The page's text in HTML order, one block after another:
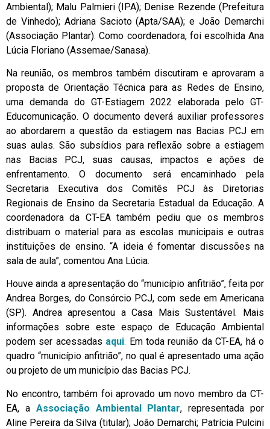
Ambiental); Malu Palmieri (IPA); Denise Rezende (Prefeitura
de Vinhedo); Adriana Sacioto (Apta/SAA); e João Demarchi
(Associação Plantar). Como coordenadora, foi escolhida Ana
Lúcia Floriano (Assemae/Sanasa).
Na reunião, os membros também discutiram e aprovaram a
proposta de Orientação Técnica para as Redes de Ensino,
uma demanda do GT-Estiagem 2022 elaborada pelo GT-
Educomunicação. O documento deverá auxiliar professores
ao abordarem a questão da estiagem nas Bacias PCJ em
suas aulas. São subsídios para reflexão sobre a estiagem
nas Bacias PCJ, suas causas, impactos e ações de
enfrentamento. O documento será encaminhado pela
Secretaria Executiva dos Comitês PCJ às Diretorias
Regionais de Ensino da Secretaria Estadual da Educação. A
coordenadora da CT-EA também pediu que os membros
distribuam o material para as escolas municipais e outras
instituições de ensino. “A ideia é fomentar discussões na
sala de aula”, comentou Ana Lúcia.
Houve ainda a apresentação do “município anfitrião”, feita por
Andrea Borges, do Consórcio PCJ, com sede em Americana
(SP). Andrea apresentou a Casa Mais Sustentável. Mais
informações sobre este espaço de Educação Ambiental
podem ser acessadas aqui. Em toda reunião da CT-EA, há o
quadro “município anfitrião”, no qual é apresentado uma ação
ou projeto de um município das Bacias PCJ.
No encontro, também foi aprovado um novo membro da CT-
EA, a Associação Ambiental Plantar, representada por
Aline Pereira da Silva (titular); João Demarchi; Patrícia Pulcini